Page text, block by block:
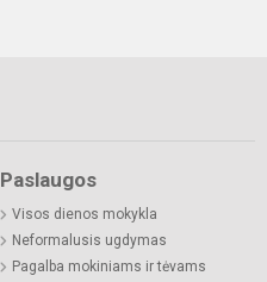
Paslaugos
Visos dienos mokykla
Neformalusis ugdymas
Pagalba mokiniams ir tėvams